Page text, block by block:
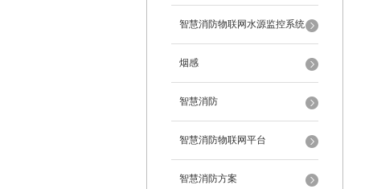
智慧消防物联网水源监控系统
烟感
智慧消防
智慧消防物联网平台
智慧消防方案